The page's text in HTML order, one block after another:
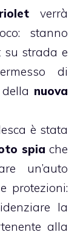
verrà
stanno
su strada e
di
nuova
è stata
spia che
un’auto
protezioni:
la
alla